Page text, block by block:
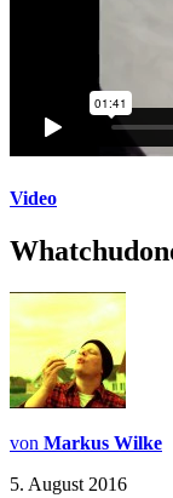
Video
von Markus Wilke
5. August 2016